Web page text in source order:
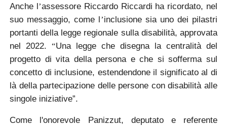
Anche l’assessore Riccardo Riccardi ha ricordato, nel
suo messaggio, come l’inclusione sia uno dei pilastri
portanti della legge regionale sulla disabilità, approvata
nel 2022.“Una legge che disegna la centralità del
progetto di vita della persona e che si sofferma sul
concetto di inclusione, estendendone il significato al di
là della partecipazione delle persone con disabilità alle
singole iniziative”.
Come l'onorevole Panizzut, deputato e referente